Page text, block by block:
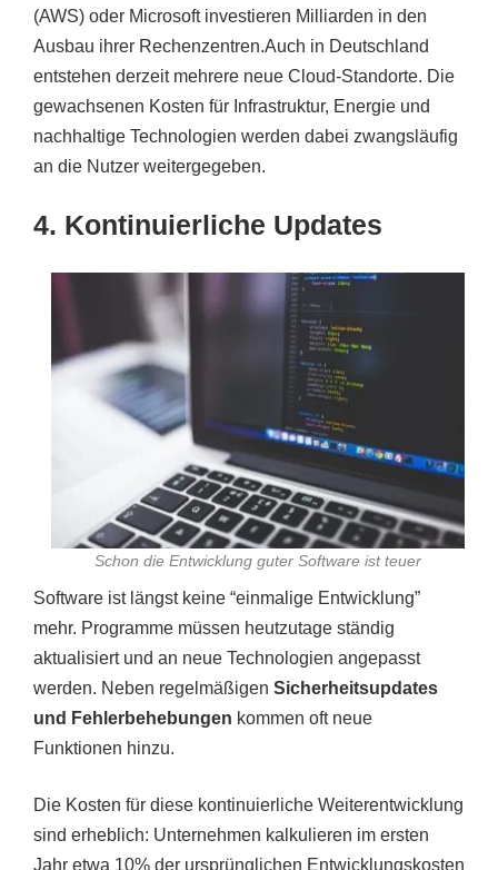
(AWS) oder Microsoft investieren Milliarden in den
Ausbau ihrer Rechenzentren.Auch in Deutschland
entstehen derzeit mehrere neue Cloud-Standorte. Die
gewachsenen Kosten für Infrastruktur, Energie und
nachhaltige Technologien werden dabei zwangsläufig
an die Nutzer weitergegeben.
4. Kontinuierliche Updates
Schon die Entwicklung guter Software ist teuer
Software ist längst keine “einmalige Entwicklung”
mehr. Programme müssen heutzutage ständig
aktualisiert und an neue Technologien angepasst
werden. Neben regelmäßigen Sicherheitsupdates
und Fehlerbehebungen kommen oft neue
Funktionen hinzu.
Die Kosten für diese kontinuierliche Weiterentwicklung
sind erheblich: Unternehmen kalkulieren im ersten
Jahr etwa 10% der ursprünglichen Entwicklungskosten